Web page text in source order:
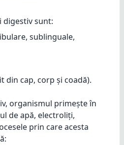
digestiv sunt:
sublinguale,
din cap, corp și coadă).
organismul primește în
de apă, electroliți,
prin care acesta